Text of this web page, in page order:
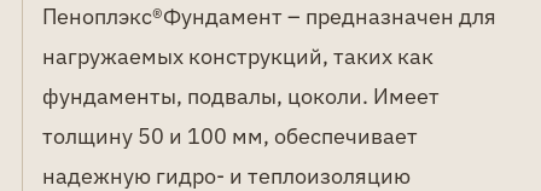
Пеноплэкс®Фундамент – предназначен для
нагружаемых конструкций, таких как
фундаменты, подвалы, цоколи. Имеет
толщину 50 и 100 мм, обеспечивает
надежную гидро- и теплоизоляцию